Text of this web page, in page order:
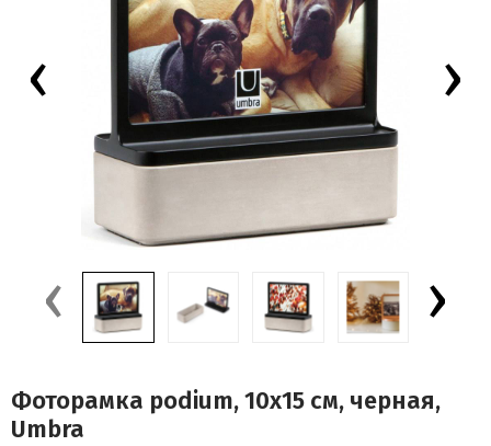
‹ ›
‹ ›
Фоторамка podium, 10х15 см, черная,
Umbra